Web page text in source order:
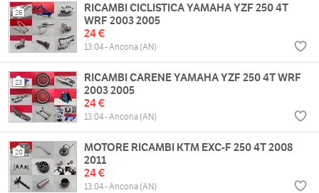
26
RICAMBI CICLISTICA YAMAHA YZF 250 4T
WRF 2003 2005
24 €
13:04 - Ancona (AN)
23
RICAMBI CARENE YAMAHA YZF 250 4T WRF
2003 2005
24 €
13:04 - Ancona (AN)
20
MOTORE RICAMBI KTM EXC-F 250 4T 2008
2011
24 €
13:04 - Ancona (AN)